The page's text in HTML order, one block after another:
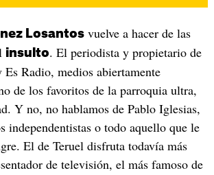
Losantosvuelve a hacer de las
insulto. El periodista y propietario de
Radio, medios abiertamente
de los favoritos de la parroquia ultra,
Y no, no hablamos de Pablo Iglesias,
independentistas o todo aquello que le
El de Teruel disfruta todavía más
de televisión, el más famoso de